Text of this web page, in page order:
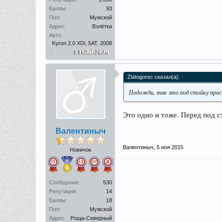
Баллы:
93
Пол:
Мужской
Адрес:
Взлётка
Авто:
Kyron 2.0 XDi, 5AT, 2008
.:
Валентиныч
Новичок
Сообщения:
530
Репутация:
14
Баллы:
18
Пол:
Мужской
Адрес:
Роща-Северный
Zlatogorec сказал(а): ↑
Подожди, так это под стойку
Это одно и тоже. Перед под
Валентиныч 5 ноя 2015